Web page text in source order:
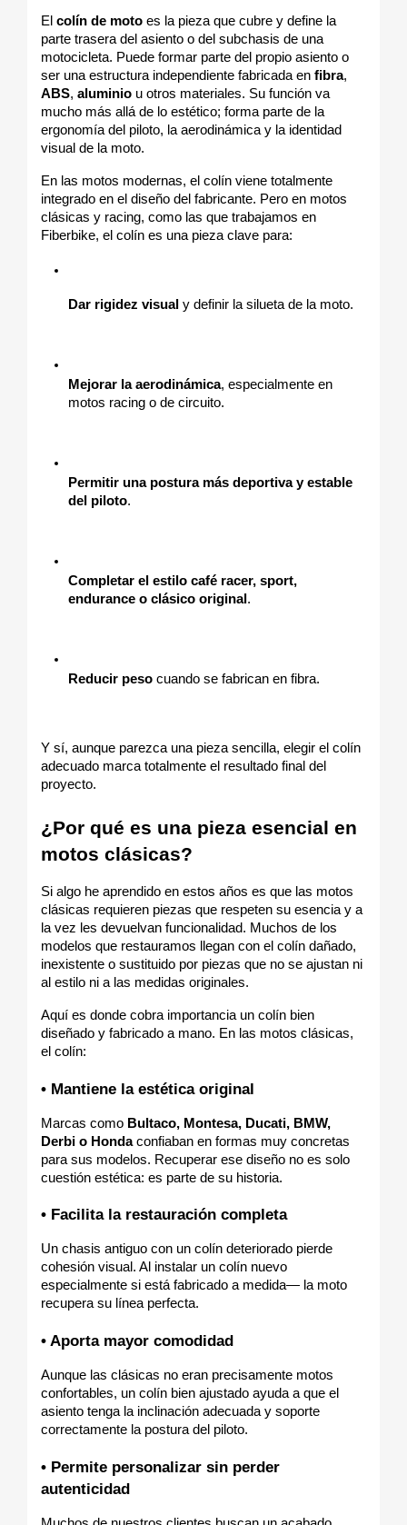
El colín de moto es la pieza que cubre y define la
parte trasera del asiento o del subchasis de una
motocicleta. Puede formar parte del propio asiento o
ser una estructura independiente fabricada en fibra
ABS, aluminio u otros materiales. Su función va
mucho más allá de lo estético; forma parte de la
ergonomía del piloto, la aerodinámica y la identidad
visual de la moto.
En las motos modernas, el colín viene totalmente
integrado en el diseño del fabricante. Pero en motos
clásicas y racing, como las que trabajamos en
Fiberbike, el colín es una pieza clave para:
Dar rigidez visual y definir la silueta de la moto.
Mejorar la aerodinámica, especialmente en
motos racing o de circuito.
Permitir una postura más deportiva y estable
del piloto.
Completar el estilo café racer, sport,
endurance o clásico original .
Reducir peso cuando se fabrican en fibra.
Y sí, aunque parezca una pieza sencilla, elegir el colín
adecuado marca totalmente el resultado final del
proyecto.
¿Por qué es una pieza esencial en
motos clásicas?
Si algo he aprendido en estos años es que las motos
clásicas requieren piezas que respeten su esencia y a
la vez les devuelvan funcionalidad. Muchos de los
modelos que restauramos llegan con el colín dañado,
inexistente o sustituido por piezas que no se ajustan ni
al estilo ni a las medidas originales.
Aquí es donde cobra importancia un colín bien
diseñado y fabricado a mano. En las motos clásicas,
el colín:
• Mantiene la estética original
Marcas como Bultaco, Montesa, Ducati, BMW,
Derbi o Honda confiaban en formas muy concretas
para sus modelos. Recuperar ese diseño no es solo
cuestión estética: es parte de su historia.
• Facilita la restauración completa
Un chasis antiguo con un colín deteriorado pierde
cohesión visual. Al instalar un colín nuevo
especialmente si está fabricado a medida— la moto
recupera su línea perfecta.
• Aporta mayor comodidad
Aunque las clásicas no eran precisamente motos
confortables, un colín bien ajustado ayuda a que el
asiento tenga la inclinación adecuada y soporte
correctamente la postura del piloto.
• Permite personalizar sin perder
autenticidad